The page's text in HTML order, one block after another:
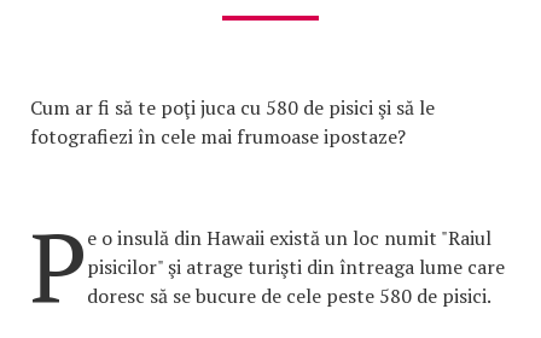
Cum ar fi să te poţi juca cu 580 de pisici şi să le
fotografiezi în cele mai frumoase ipostaze?
Pe o insulă din Hawaii există un loc numit "Raiul
pisicilor" şi atrage turişti din întreaga lume care
doresc să se bucure de cele peste 580 de pisici.